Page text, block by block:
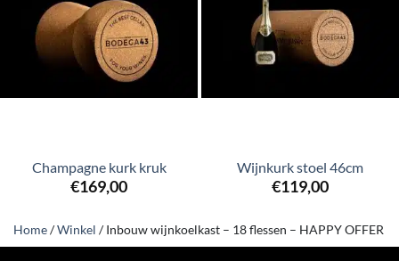
Champagne kurk kruk
€169,00
Wijnkurk stoel 46cm
€119,00
Home/Winkel /Inbouw wijnkoelkast – 18 flessen – HAPPY OFFER